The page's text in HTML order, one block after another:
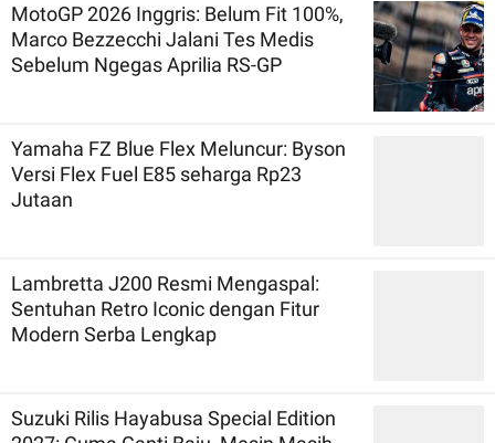
MotoGP 2026 Inggris: Belum Fit 100%,
Marco Bezzecchi Jalani Tes Medis
Sebelum Ngegas Aprilia RS-GP
Yamaha FZ Blue Flex Meluncur: Byson
Versi Flex Fuel E85 seharga Rp23
Jutaan
Lambretta J200 Resmi Mengaspal:
Sentuhan Retro Iconic dengan Fitur
Modern Serba Lengkap
Suzuki Rilis Hayabusa Special Edition